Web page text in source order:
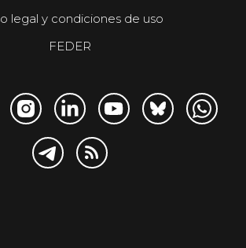
legal y condiciones de uso
FEDER